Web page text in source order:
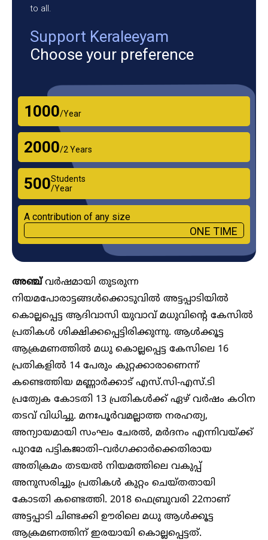
to all.
Support Keraleeyam
Choose your preference
₹1000/Year
₹2000/2 Years
₹500Students
/Year
A contribution of any size
ONE TIME
അഞ്ച്വർഷമായി തുടരുന്ന
നിയമപോരാട്ടങ്ങൾക്കൊടുവിൽ അട്ടപ്പാടിയിൽ
കൊല്ലപ്പെട്ട ആദിവാസി യുവാവ് മധുവിന്റെ കേസിൽ
പ്രതികൾ ശിക്ഷിക്കപ്പെട്ടിരിക്കുന്നു. ആൾക്കൂട്ട
ആക്രമണത്തിൽ മധു കൊല്ലപ്പെട്ട കേസിലെ 16
പ്രതികളിൽ 14 പേരും കുറ്റക്കാരാണെന്ന്
കണ്ടെത്തിയ മണ്ണാര്‍ക്കാട് എസ്‌.സി-എസ്.ടി
പ്രത്യേക കോടതി 13 പ്രതികള്‍ക്ക് ഏഴ് വര്‍ഷം കഠിന
തടവ് വിധിച്ചു. മനഃപൂർവമല്ലാത്ത നരഹത്യ,
അന്യായമായി സംഘം ചേരൽ, മർദനം എന്നിവയ്ക്ക്
പുറമേ പട്ടികജാതി–വർഗക്കാർക്കെതിരായ
അതിക്രമം തടയൽ നിയമത്തിലെ വകുപ്പ്
അനുസരിച്ചും പ്രതികൾ കുറ്റം ചെയ്തതായി
കോടതി കണ്ടെത്തി. 2018 ഫെബ്രുവരി 22നാണ്
അട്ടപ്പാടി ചിണ്ടക്കി ഊരിലെ മധു ആൾക്കൂട്ട
ആക്രമണത്തിന് ഇരയായി കൊല്ലപ്പെട്ടത്.